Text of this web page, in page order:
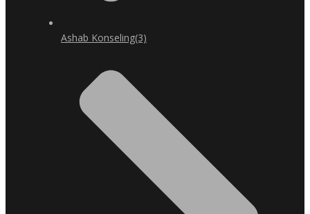
Ashab Konseling(3)